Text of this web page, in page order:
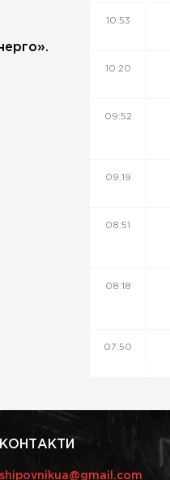
10:53
10:20
09:52
09:19
08:51
08:18
07:50
КОНТАКТИ
shipovnikua@gmail.com